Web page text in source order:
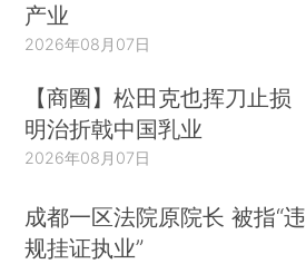
产业
2026年08月07日
【商圈】松田克也挥刀止损
明治折戟中国乳业
2026年08月07日
成都一区法院原院长 被指“违
规挂证执业”